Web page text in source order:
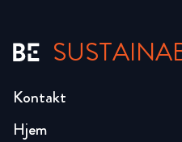
Hjem
Kontakt